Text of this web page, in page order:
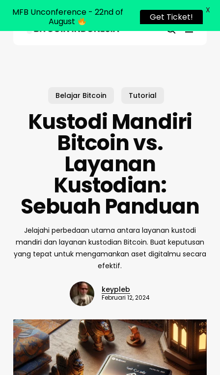
search
Menu
Belajar Bitcoin Tutorial
Kustodi Mandiri
Bitcoin vs.
Layanan
Kustodian:
Sebuah Panduan
Jelajahi perbedaan utama antara layanan kustodi
mandiri dan layanan kustodian Bitcoin. Buat keputusan
yang tepat untuk mengamankan aset digitalmu secara
efektif.
keypleb
Februari 12, 2024
Close
MFB Unconference - 22nd of
August
Get Ticket!
X